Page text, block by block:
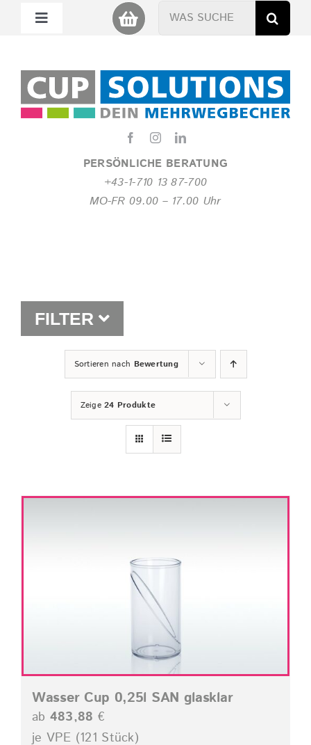
PERSÖNLICHE BERATUNG
+43-1-710 13 87-700
MO-FR 09.00 – 17.00 Uhr
Toggle
Miet Cup
Nachhaltigkeit
Shop
Suche
nach:
FILTER
Sortieren nach Bewertung
Zeige24 Produkte
Wasser Cup 0,25l SAN glasklar
ab 483,88 €
je VPE (121 Stück)